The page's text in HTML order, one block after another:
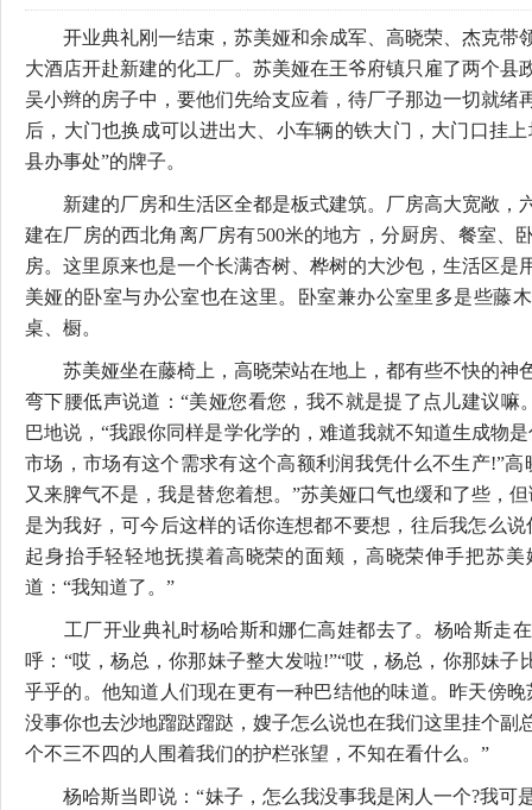
开业典礼刚一结束，苏美娅和余成军、高晓荣、杰克带
大酒店开赴新建的化工厂。苏美娅在王爷府镇只雇了两个县
吴小辫的房子中，要他们先给支应着，待厂子那边一切就绪
后，大门也换成可以进出大、小车辆的铁大门，大门口挂
县办事处”的牌子。
新建的厂房和生活区全都是板式建筑。厂房高大宽敞，
建在厂房的西北角离厂房有500米的地方，分厨房、餐室、
房。这里原来也是一个长满杏树、桦树的大沙包，生活区是
美娅的卧室与办公室也在这里。卧室兼办公室里多是些藤
桌、橱。
苏美娅坐在藤椅上，高晓荣站在地上，都有些不快的神
弯下腰低声说道：“美娅您看您，我不就是提了点儿建议嘛
巴地说，“我跟你同样是学化学的，难道我就不知道生成物
市场，市场有这个需求有这个高额利润我凭什么不生产!”
又来脾气不是，我是替您着想。”苏美娅口气也缓和了些，
是为我好，可今后这样的话你连想都不要想，往后我怎么
起身抬手轻轻地抚摸着高晓荣的面颊，高晓荣伸手把苏
道：“我知道了。”
工厂开业典礼时杨哈斯和娜仁高娃都去了。杨哈斯走在
呼：“哎，杨总，你那妹子整大发啦!”“哎，杨总，你那妹子
乎乎的。他知道人们现在更有一种巴结他的味道。昨天傍
没事你也去沙地蹓跶蹓跶，嫂子怎么说也在我们这里挂个副
个不三不四的人围着我们的护栏张望，不知在看什么。”
杨哈斯当即说：“妹子，怎么我没事我是闲人一个?我可